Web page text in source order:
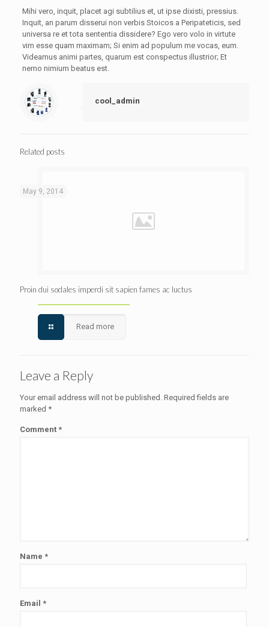
Mihi vero, inquit, placet agi subtilius et, ut ipse dixisti, pressius.
Inquit, an parum disserui non verbis Stoicos a Peripateticis, sed
universa re et tota sententia dissidere? Ego vero volo in virtute
vim esse quam maximam; Si enim ad populum me vocas, eum.
Videamus animi partes, quarum est conspectus illustrior; Et
nemo nimium beatus est.
cool_admin
Related posts
May 9, 2014
Proin dui sodales imperdi sit sapien fames ac luctus
Read more
Leave a Reply
Your email address will not be published. Required fields are
marked *
Comment *
Name *
Email *